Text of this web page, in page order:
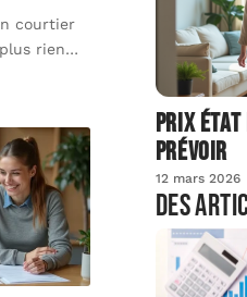
courtier
rien…
Prix état
prévoir
12 mars 2026
Des